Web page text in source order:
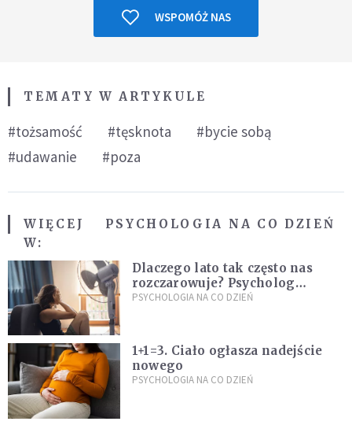
WSPOMÓŻ NAS
TEMATY W ARTYKULE
#tożsamość #tęsknota
#bycie sobą
#udawanie
#poza
WIĘCEJ
W:
PSYCHOLOGIA NA CO DZIEŃ
Dlaczego lato tak często nas
rozczarowuje? Psycholog
wyjaśnia, skąd bierze się presja
PSYCHOLOGIA NA CO DZIEŃ
1+1=3. Ciało ogłasza nadejście
nowego
PSYCHOLOGIA NA CO DZIEŃ